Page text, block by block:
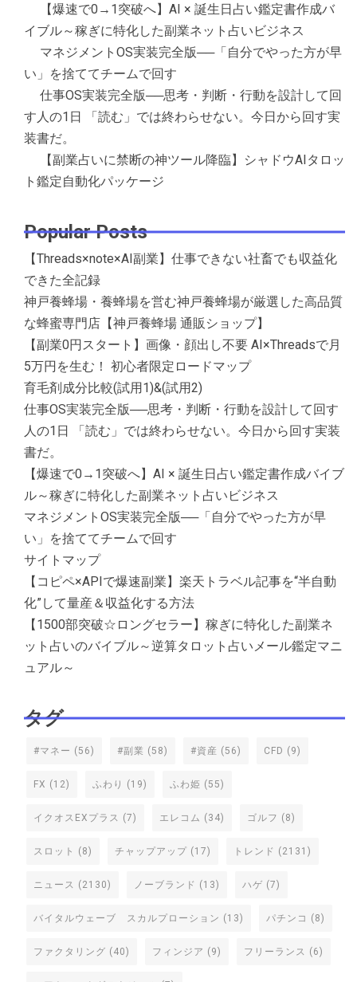
【爆速で0→1突破へ】AI × 誕生日占い鑑定書作成バ
イブル～稼ぎに特化した副業ネット占いビジネス
マネジメントOS実装完全版──「自分でやった方が早
い」を捨ててチームで回す
仕事OS実装完全版──思考・判断・行動を設計して回
す人の1日 「読む」では終わらせない。今日から回す実
装書だ。
【副業占いに禁断の神ツール降臨】シャドウAIタロッ
ト鑑定自動化パッケージ
Popular Posts
【Threads×note×AI副業】仕事できない社畜でも収益化
できた全記録
神戸養蜂場・養蜂場を営む神戸養蜂場が厳選した高品質
な蜂蜜専門店【神戸養蜂場 通販ショップ】
【副業0円スタート】画像・顔出し不要 AI×Threadsで月
5万円を生む！ 初心者限定ロードマップ
育毛剤成分比較(試用1)&(試用2)
仕事OS実装完全版──思考・判断・行動を設計して回す
人の1日 「読む」では終わらせない。今日から回す実装
書だ。
【爆速で0→1突破へ】AI × 誕生日占い鑑定書作成バイブ
ル～稼ぎに特化した副業ネット占いビジネス
マネジメントOS実装完全版──「自分でやった方が早
い」を捨ててチームで回す
サイトマップ
【コピペ×APIで爆速副業】楽天トラベル記事を“半自動
化”して量産＆収益化する方法
【1500部突破☆ロングセラー】稼ぎに特化した副業ネ
ット占いのバイブル～逆算タロット占いメール鑑定マニ
ュアル～
タグ
#マネー (56) #副業 (58) #資産 (56) CFD (9)
FX (12) ふわり (19) ふわ姫 (55)
イクオスEXプラス (7) エレコム (34) ゴルフ (8)
スロット (8) チャップアップ (17) トレンド (2131)
ニュース (2130) ノーブランド (13) ハゲ (7)
バイタルウェーブ スカルプローション (13) パチンコ (8)
ファクタリング (40) フィンジア (9) フリーランス (6)